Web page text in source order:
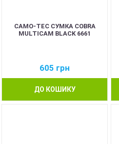
CAMO-TEC СУМКА COBRA
MULTICAM BLACK 6661
605 грн
ДО КОШИКУ